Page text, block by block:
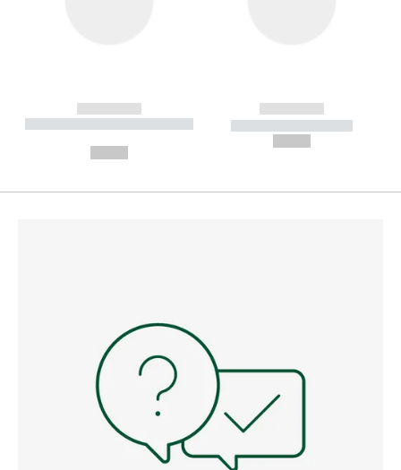
------------
----------- ----------- --------
------------
----------- -----------